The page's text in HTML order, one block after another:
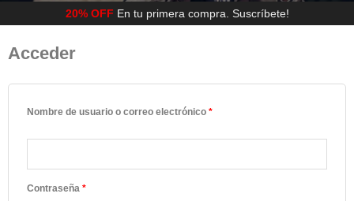
20% OFF En tu primera compra. Suscríbete!
Acceder
Nombre de usuario o correo electrónico *
Contraseña *